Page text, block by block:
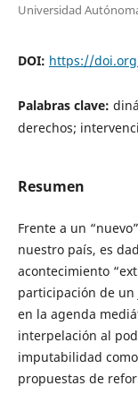
Universidad
DOI: https://
Palabras clave:
derechos;
Resumen
Frente a un
nuestro país, es
acontecimiento
participación de un
en la agenda
interpelación al
imputabilidad
propuestas de